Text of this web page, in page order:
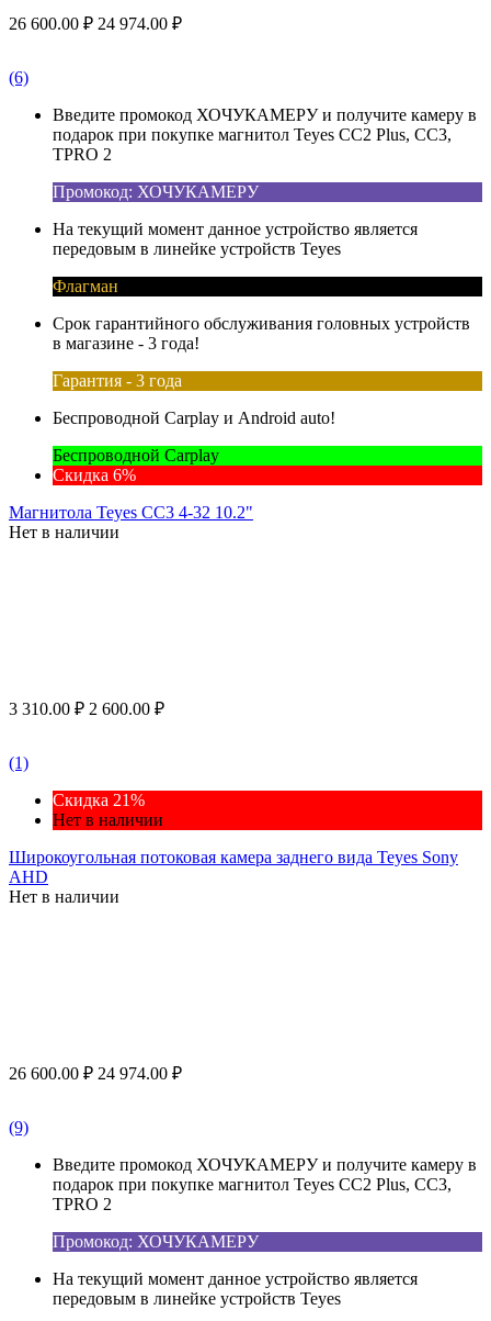
26 600.00 ₽ 24 974.00 ₽
(6)
Введите промокод ХОЧУКАМЕРУ и получите камеру в
подарок при покупке магнитол Teyes CC2 Plus, CC3,
TPRO 2
Промокод: ХОЧУКАМЕРУ
На текущий момент данное устройство является
передовым в линейке устройств Teyes
Флагман
Срок гарантийного обслуживания головных устройств
в магазине - 3 года!
Гарантия - 3 года
Беспроводной Carplay и Android auto!
Беспроводной Carplay
Скидка 6%
Магнитола Teyes CC3 4-32 10.2"
Нет в наличии
3 310.00 ₽ 2 600.00 ₽
(1)
Скидка 21%
Нет в наличии
Широкоугольная потоковая камера заднего вида Teyes Sony
AHD
Нет в наличии
26 600.00 ₽ 24 974.00 ₽
(9)
Введите промокод ХОЧУКАМЕРУ и получите камеру в
подарок при покупке магнитол Teyes CC2 Plus, CC3,
TPRO 2
Промокод: ХОЧУКАМЕРУ
На текущий момент данное устройство является
передовым в линейке устройств Teyes